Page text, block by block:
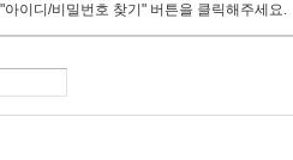
이디/비밀번호 찾기" 버튼을 클릭해주세요.